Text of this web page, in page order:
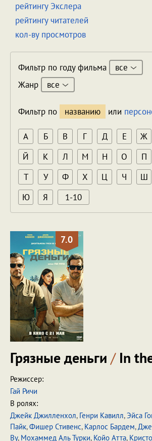
рейтингу Экслера
рейтингу читателей
кол-ву просмотров
Фильтр по году фильма
все
Жанр
все
Фильтр по названию или
А Б В Г Д Е Ж
Й
К Л М Н О П
Т
У Ф Х Ц Ч Ш
Ю
Я 1-10
7.0
Грязные деньги /In
Режиссер:
Гай Ричи
В ролях:
Джейк Джилленхол, Генри Кавилл,Эйса
Пайк,Фишер Стивенс, Карлос Бардем,
Ву, Мохаммед Аль Турки, Койо Атта,